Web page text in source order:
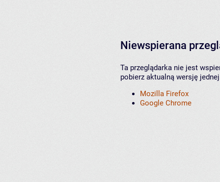
Niewspierana
Ta przeglądarka nie jest
pobierz aktualną wersję
Mozilla Firefox
Google Chrome